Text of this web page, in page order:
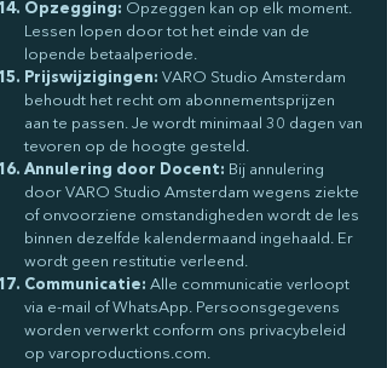
Opzegging: Opzeggen kan op elk moment.
Lessen lopen door tot het einde van de
lopende betaalperiode.
Prijswijzigingen: VARO Studio Amsterdam
behoudt het recht om abonnementsprijzen
aan te passen. Je wordt minimaal 30 dagen van
tevoren op de hoogte gesteld.
Annulering door Docent: Bij annulering
door VARO Studio Amsterdam wegens ziekte
of onvoorziene omstandigheden wordt de les
binnen dezelfde kalendermaand ingehaald. Er
wordt geen restitutie verleend.
Communicatie: Alle communicatie verloopt
via e-mail of WhatsApp. Persoonsgegevens
worden verwerkt conform ons privacybeleid
op varoproductions.com.